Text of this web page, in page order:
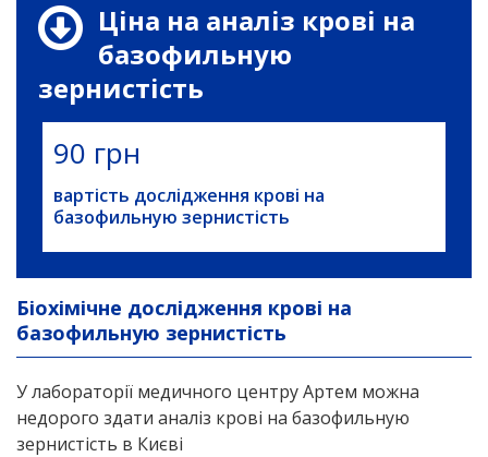
Ціна на аналіз крові на
базофильную
зернистість
90 грн
вартість дослідження крові на
базофильную зернистість
Біохімічне дослідження крові на
базофильную зернистість
У лабораторії медичного центру Артем можна
недорого здати аналіз крові на базофильную
зернистість в Києві